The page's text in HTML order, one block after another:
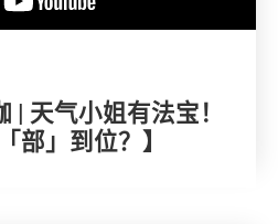
| 天气小姐有法宝！
部」到位？】